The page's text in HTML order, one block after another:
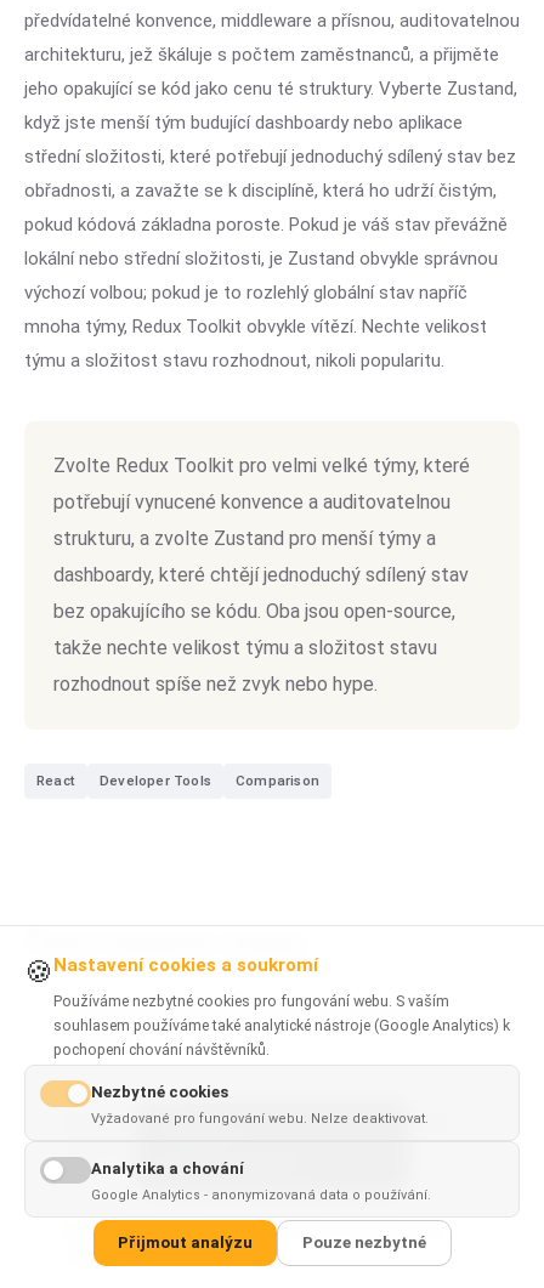
předvídatelné konvence, middleware a přísnou, auditovatelnou
architekturu, jež škáluje s počtem zaměstnanců, a přijměte
jeho opakující se kód jako cenu té struktury. Vyberte Zustand,
když jste menší tým budující dashboardy nebo aplikace
střední složitosti, které potřebují jednoduchý sdílený stav bez
obřadnosti, a zavažte se k disciplíně, která ho udrží čistým,
pokud kódová základna poroste. Pokud je váš stav převážně
lokální nebo střední složitosti, je Zustand obvykle správnou
výchozí volbou; pokud je to rozlehlý globální stav napříč
mnoha týmy, Redux Toolkit obvykle vítězí. Nechte velikost
týmu a složitost stavu rozhodnout, nikoli popularitu.
Zvolte Redux Toolkit pro velmi velké týmy, které
potřebují vynucené konvence a auditovatelnou
strukturu, a zvolte Zustand pro menší týmy a
dashboardy, které chtějí jednoduchý sdílený stav
bez opakujícího se kódu. Oba jsou open-source,
takže nechte velikost týmu a složitost stavu
rozhodnout spíše než zvyk nebo hype.
React Developer Tools Comparison
Je Zustand dobrou alternativou k Redux
Toolkit?
Vyplatí se Redux Toolkit za opakující se kód
Co je lepší pro startupy, Redux Toolkit nebo
Zustand?
This page is
available in
🍪 Nastavení cookies a soukromí
Používáme nezbytné cookies pro fungování webu. S vaším
souhlasem používáme také analytické nástroje (Google Analytics) k
pochopení chování návštěvníků.
Nezbytné cookies
Vyžadované pro fungování webu. Nelze deaktivovat.
Analytika a chování
Google Analytics - anonymizovaná data o používání.
Přijmout analýzu Pouze nezbytné